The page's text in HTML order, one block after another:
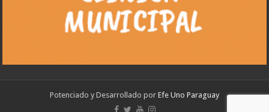
Potenciado y Desarrollado por Efe Uno Paraguay